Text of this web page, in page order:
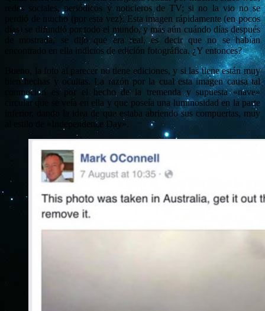
redes sociales, periódicos y noticieros de TV; si no la vio no se
perdió de mucho (por esta vez). Esta imagen rápidamente (en pocos
días) se difundió por todo el mundo, y más aún cuándo días después
de mostrada, se dijo que era real, es decir que no se habían
encontrado en ella indicios de edición fotográfica. ¿Y entonces?
Bueno, la foto al parecer no tiene ediciones, y si las tiene están muy
bien hechas y ocultas. La razón por la cual esta imagen causa tal
conmoción es por el hecho de la tremenda y supuesta «nave»
circular que se veía en ella y que poseía una luminosidad en la parte
inferior, dando la idea de que estaba abriendo sus compuertas, muy
al estilo de «Independence Day».